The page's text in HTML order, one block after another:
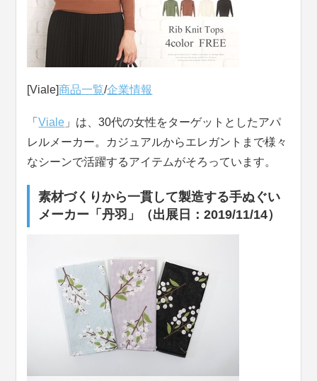
[Viale]商品一覧/企業情報
「Viale 」は、30代の女性をターゲットとしたアパ
レルメーカー。カジュアルからエレガントまで様々
なシーンで活躍するアイテムがそろっています。
素材づくりから一貫して製造する手ぬぐい
メーカー「丹羽」（出展日：2019/11/14）